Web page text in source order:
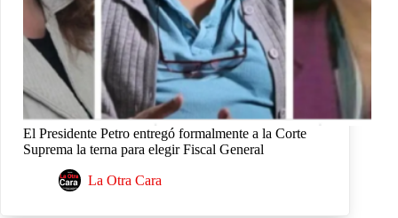
El Presidente Petro entregó formalmente a la Corte
Suprema la terna para elegir Fiscal General
La Otra Cara